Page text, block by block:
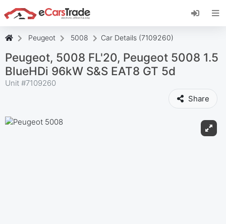
Instala la aplicación web de eCarsTrade,
añádela a tu pantalla de inicio y recibe
Peugeot 5008 Car Details (7109260)
Peugeot, 5008 FL'20, Peugeot 5008 1.5
BlueHDi 96kW S&S EAT8 GT 5d
Unit #7109260
Share